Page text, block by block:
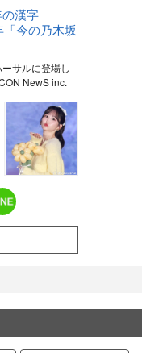
の漢字
今の乃木坂
サルに登場し
NewS inc.